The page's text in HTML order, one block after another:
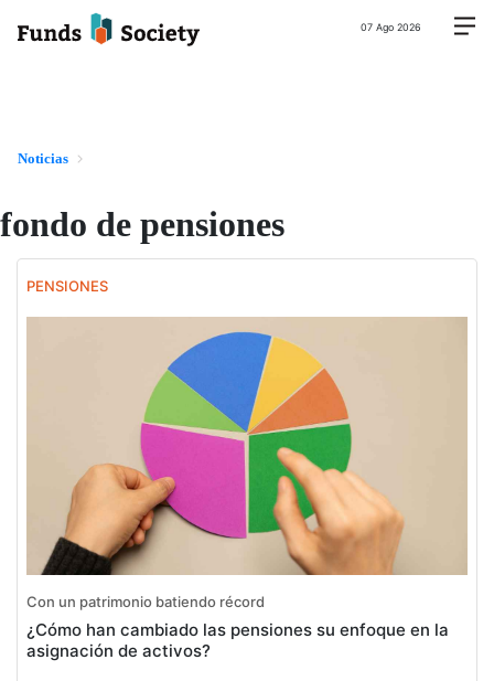
07 Ago 2026
Noticias
fondo de pensiones
PENSIONES
Con un patrimonio batiendo récord
¿Cómo han cambiado las pensiones su enfoque en la
asignación de activos?